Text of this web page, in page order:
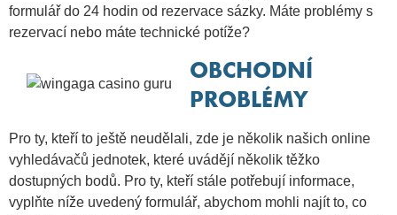
formulář do 24 hodin od rezervace sázky. Máte problémy s
rezervací nebo máte technické potíže?
OBCHODNÍ
PROBLÉMY
Pro ty, kteří to ještě neudělali, zde je několik našich online
vyhledávačů jednotek, které uvádějí několik těžko
dostupných bodů. Pro ty, kteří stále potřebují informace,
vyplňte níže uvedený formulář, abychom mohli najít to, co